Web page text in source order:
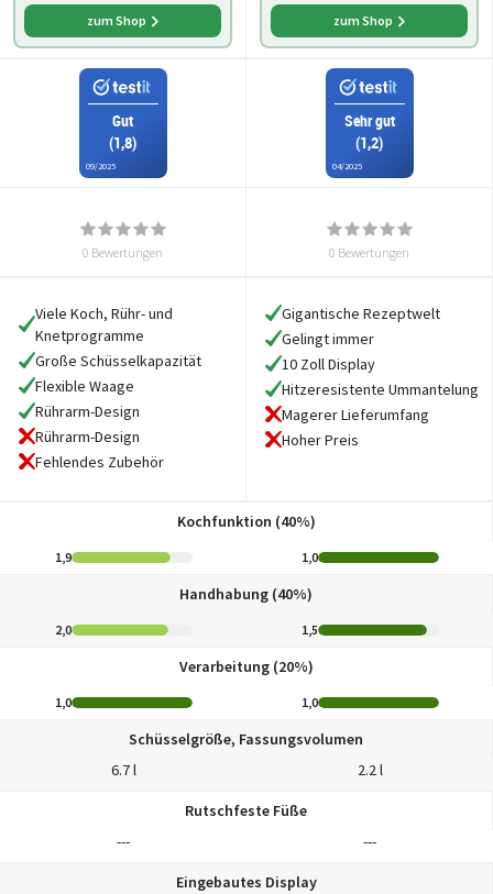
zum Shop zum Shop
Gut
(1,8)
09/2025
Sehr gut
(1,2)
04/2025
0 Bewertungen 0 Bewertungen
Viele Koch, Rühr- und
Knetprogramme
Große Schüsselkapazität
Flexible Waage
Rührarm-Design
Rührarm-Design
Fehlendes Zubehör
Gigantische Rezeptwelt
Gelingt immer
10 Zoll Display
Hitzeresistente Ummantelung
Magerer Lieferumfang
Hoher Preis
Kochfunktion (40%)
1,9 1,0
Handhabung (40%)
2,0 1,5
Verarbeitung (20%)
1,0 1,0
Schüsselgröße, Fassungsvolumen
6.7 l
2.2 l
Rutschfeste Füße
---
---
Eingebautes Display